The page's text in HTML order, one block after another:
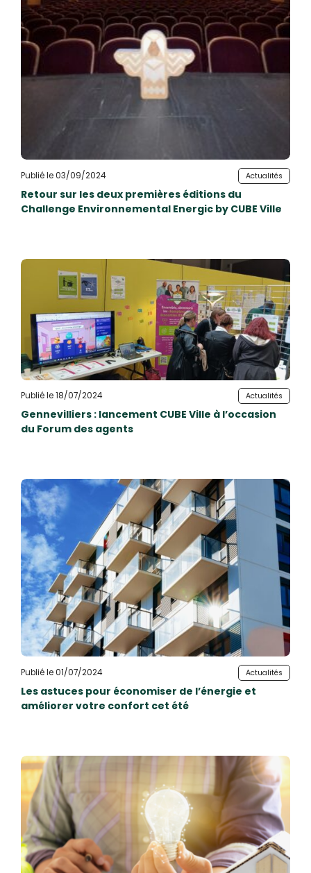
Publié le 03/09/2024 Actualités
Retour sur les deux premières éditions du
Challenge Environnemental Energic by CUBE Ville
Publié le 18/07/2024 Actualités
Gennevilliers : lancement CUBE Ville à l’occasion
du Forum des agents
Publié le 01/07/2024 Actualités
Les astuces pour économiser de l’énergie et
améliorer votre confort cet été